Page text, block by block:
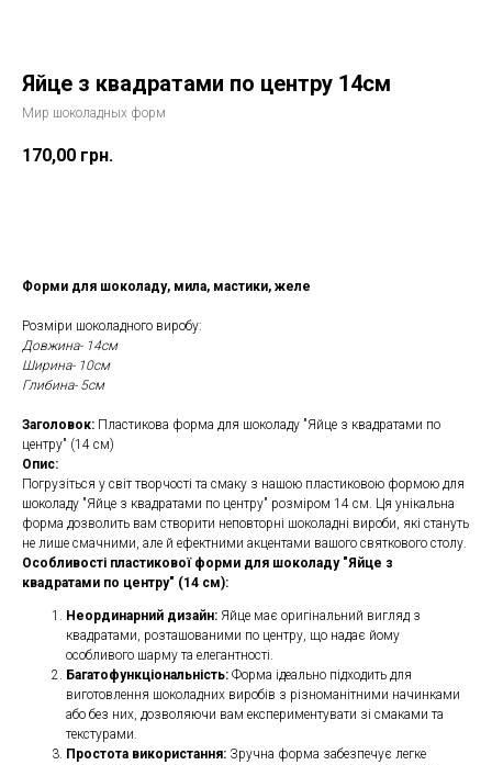
Яйце з квадратами по центру 14см
Мир шоколадных форм
170,00 грн.
Форми для шоколаду, мила, мастики, желе
Розміри шоколадного виробу:
Довжина- 14см
Ширина- 10см
Глибина- 5см
Заголовок: Пластикова форма для шоколаду "Яйце з квадратами по
центру" (14 см)
Опис:
Погрузіться у світ творчості та смаку з нашою пластиковою формою для
шоколаду "Яйце з квадратами по центру" розміром 14 см. Ця унікальна
форма дозволить вам створити неповторні шоколадні вироби, які стануть
не лише смачними, але й ефектними акцентами вашого святкового столу.
Особливості пластикової форми для шоколаду "Яйце з
квадратами по центру" (14 см):
Неординарний дизайн: Яйце має оригінальний вигляд з
квадратами, розташованими по центру, що надає йому
особливого шарму та елегантності.
Багатофункціональність: Форма ідеально підходить для
виготовлення шоколадних виробів з різноманітними начинками
або без них, дозволяючи вам експериментувати зі смаками та
текстурами.
Простота використання: Зручна форма забезпечує легке